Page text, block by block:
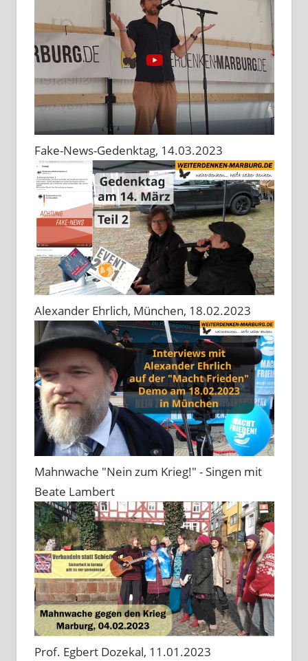
Fake-News-Gedenktag, 14.03.2023
Alexander Ehrlich, München, 18.02.2023
Mahnwache "Nein zum Krieg!" - Singen mit
Beate Lambert
Prof. Egbert Dozekal, 11.01.2023